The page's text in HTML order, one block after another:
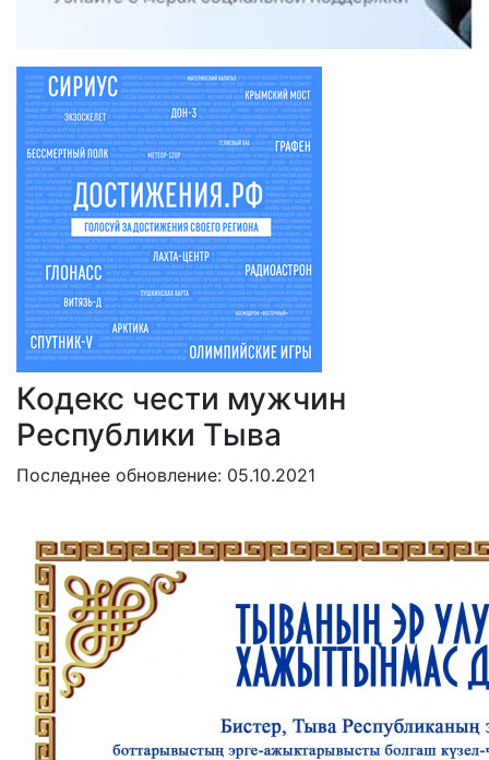
Кодекс чести мужчин
Республики Тыва
Последнее обновление: 05.10.2021